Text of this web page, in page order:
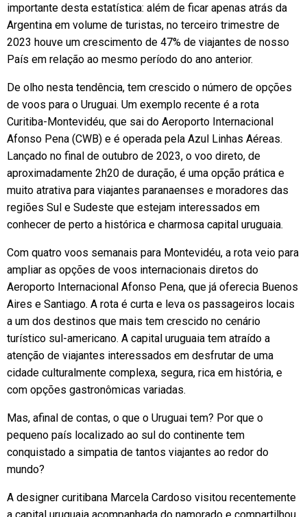
importante desta estatística: além de ficar apenas atrás da
Argentina em volume de turistas, no terceiro trimestre de
2023 houve um crescimento de 47% de viajantes de nosso
País em relação ao mesmo período do ano anterior.
De olho nesta tendência, tem crescido o número de opções
de voos para o Uruguai. Um exemplo recente é a rota
Curitiba-Montevidéu, que sai do Aeroporto Internacional
Afonso Pena (CWB) e é operada pela Azul Linhas Aéreas.
Lançado no final de outubro de 2023, o voo direto, de
aproximadamente 2h20 de duração, é uma opção prática e
muito atrativa para viajantes paranaenses e moradores das
regiões Sul e Sudeste que estejam interessados em
conhecer de perto a histórica e charmosa capital uruguaia.
Com quatro voos semanais para Montevidéu, a rota veio para
ampliar as opções de voos internacionais diretos do
Aeroporto Internacional Afonso Pena, que já oferecia Buenos
Aires e Santiago. A rota é curta e leva os passageiros locais
a um dos destinos que mais tem crescido no cenário
turístico sul-americano. A capital uruguaia tem atraído a
atenção de viajantes interessados em desfrutar de uma
cidade culturalmente complexa, segura, rica em história, e
com opções gastronômicas variadas.
Mas, afinal de contas, o que o Uruguai tem? Por que o
pequeno país localizado ao sul do continente tem
conquistado a simpatia de tantos viajantes ao redor do
mundo?
A designer curitibana Marcela Cardoso visitou recentemente